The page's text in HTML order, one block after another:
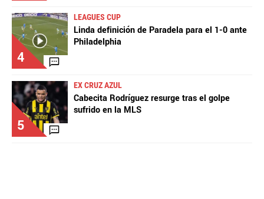
4
LEAGUES CUP
Linda definición de Paradela para el 1-0 ante
Philadelphia
5
EX CRUZ AZUL
Cabecita Rodríguez resurge tras el golpe
sufrido en la MLS